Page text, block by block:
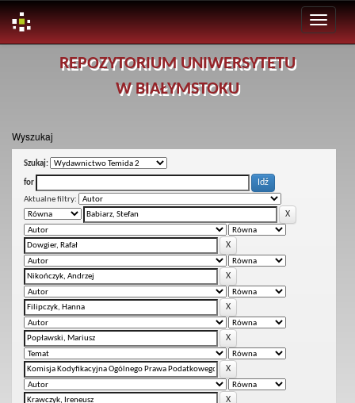
REPOZYTORIUM UNIWERSYTETU
W BIAŁYMSTOKU
Wyszukaj
Szukaj:
for
Aktualne filtry: